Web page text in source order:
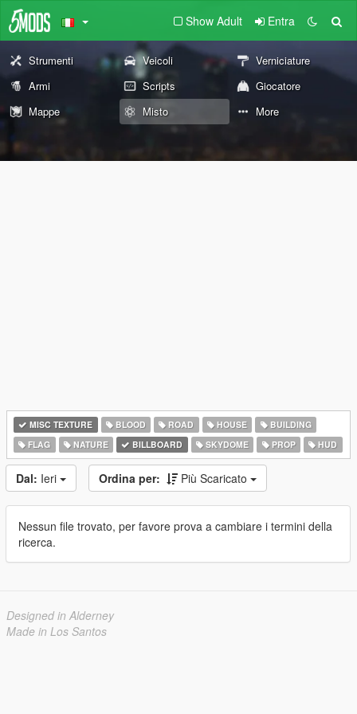
Show Adult Entra
Strumenti Veicoli
Verniciature
Armi
Scripts
Giocatore
Mappe
Misto More
MISC TEXTURE BLOOD ROAD HOUSE
BUILDING
FLAG
NATURE BILLBOARD SKYDOME PROP HUD
Dal: Ieri Ordina per: Più Scaricato
Nessun file trovato, per favore prova a cambiare i termini della
ricerca.
Designed in Alderney
Made in Los Santos